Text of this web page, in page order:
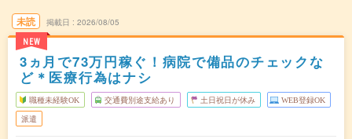
未読
NEW
掲載日 2026/08/05
3ヵ月で73万円稼ぐ！病院で備品のチェックな
ど＊医療行為はナシ
職種未経験OK 交通費別途支給あり 土日祝日が休み WEB登録OK
派遣